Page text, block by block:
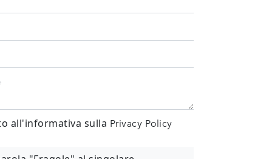
all'informativa sulla Privacy Policy